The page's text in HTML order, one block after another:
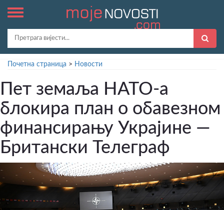
Почетна страница > Новости
Пет земаља НАТО-а
блокира план о обавезном
финансирању Украјине —
Британски Телеграф